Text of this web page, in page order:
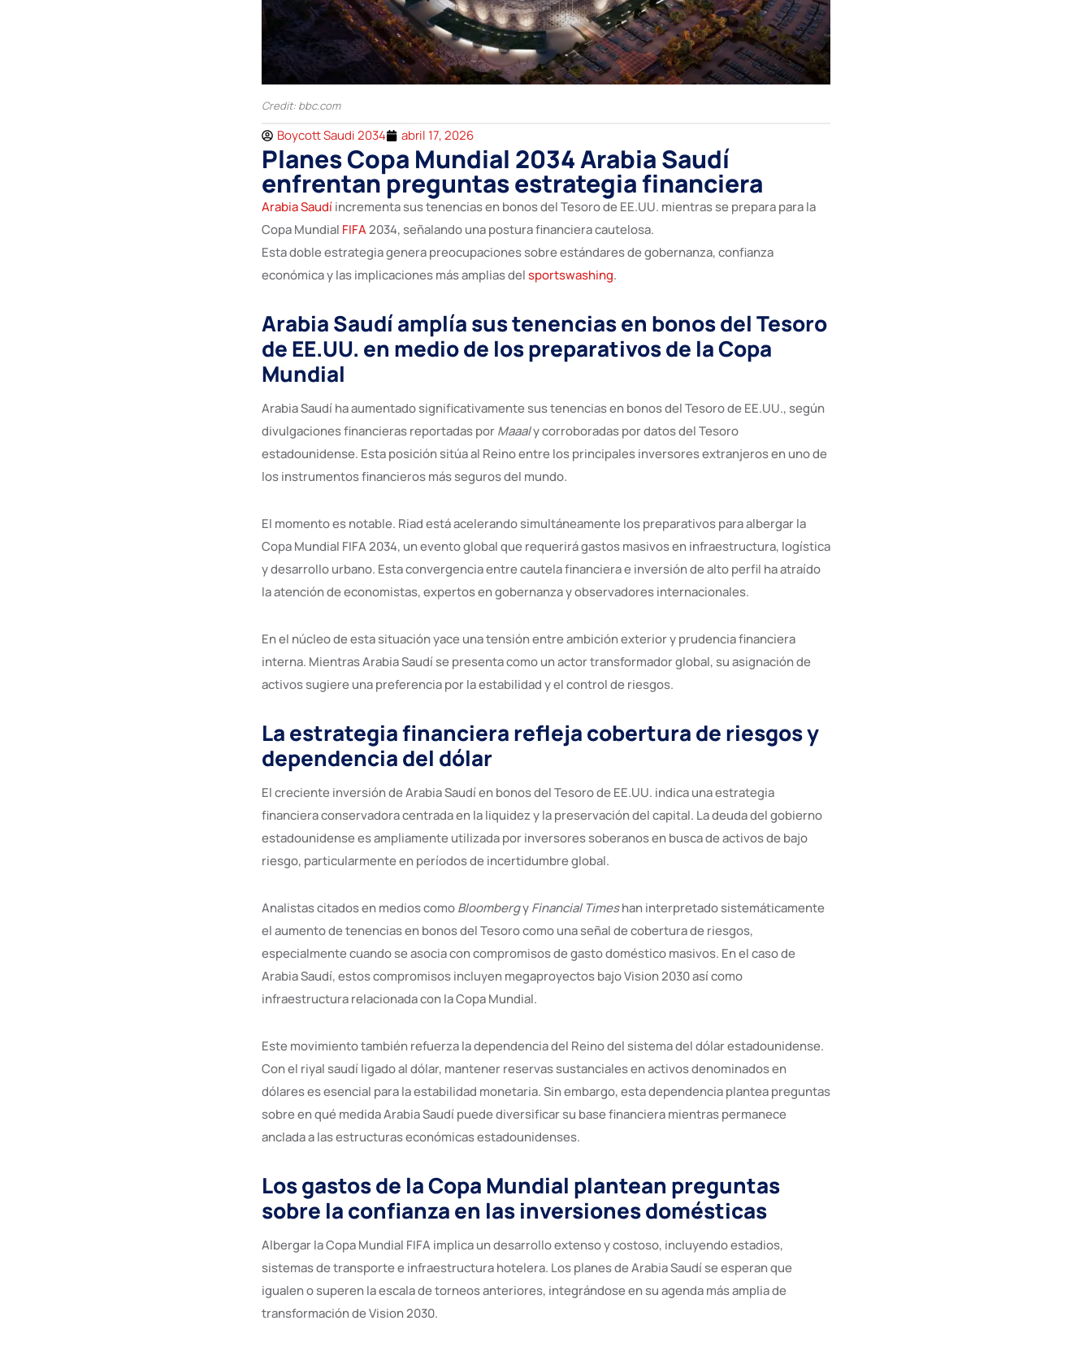
Credit: bbc.com
Boycott Saudi 2034 abril 17, 2026
Planes Copa Mundial 2034 Arabia Saudí
enfrentan preguntas estrategia financiera
Arabia Saudíincrementa sus tenencias en bonos del Tesoro de EE.UU. mientras se prepara para la
Copa Mundial FIFA2034, señalando una postura financiera cautelosa.
Esta doble estrategia genera preocupaciones sobre estándares de gobernanza, confianza
económica y las implicaciones más amplias delsportswashing.
Arabia Saudí amplía sus tenencias en bonos del Tesoro
de EE.UU. en medio de los preparativos de la Copa
Mundial
Arabia Saudí ha aumentado significativamente sus tenencias en bonos del Tesoro de EE.UU., según
divulgaciones financieras reportadas porMaaaly corroboradas por datos del Tesoro
estadounidense. Esta posición sitúa al Reino entre los principales inversores extranjeros en uno de
los instrumentos financieros más seguros del mundo.
El momento es notable. Riad está acelerando simultáneamente los preparativos para albergar la
Copa Mundial FIFA 2034, un evento global que requerirá gastos masivos en infraestructura, logística
y desarrollo urbano. Esta convergencia entre cautela financiera e inversión de alto perfil ha atraído
la atención de economistas, expertos en gobernanza y observadores internacionales.
En el núcleo de esta situación yace una tensión entre ambición exterior y prudencia financiera
interna. Mientras Arabia Saudí se presenta como un actor transformador global, su asignación de
activos sugiere una preferencia por la estabilidad y el control de riesgos.
La estrategia financiera refleja cobertura de riesgos y
dependencia del dólar
El creciente inversión de Arabia Saudí en bonos del Tesoro de EE.UU. indica una estrategia
financiera conservadora centrada en la liquidez y la preservación del capital. La deuda del gobierno
estadounidense es ampliamente utilizada por inversores soberanos en busca de activos de bajo
riesgo, particularmente en períodos de incertidumbre global.
Analistas citados en medios comoBloombergyFinancial Timeshan interpretado sistemáticamente
el aumento de tenencias en bonos del Tesoro como una señal de cobertura de riesgos,
especialmente cuando se asocia con compromisos de gasto doméstico masivos. En el caso de
Arabia Saudí, estos compromisos incluyen megaproyectos bajo Vision 2030 así como
infraestructura relacionada con la Copa Mundial.
Este movimiento también refuerza la dependencia del Reino del sistema del dólar estadounidense.
Con el riyal saudí ligado al dólar, mantener reservas sustanciales en activos denominados en
dólares es esencial para la estabilidad monetaria. Sin embargo, esta dependencia plantea preguntas
sobre en qué medida Arabia Saudí puede diversificar su base financiera mientras permanece
anclada a las estructuras económicas estadounidenses.
Los gastos de la Copa Mundial plantean preguntas
sobre la confianza en las inversiones domésticas
Albergar la Copa Mundial FIFA implica un desarrollo extenso y costoso, incluyendo estadios,
sistemas de transporte e infraestructura hotelera. Los planes de Arabia Saudí se esperan que
igualen o superen la escala de torneos anteriores, integrándose en su agenda más amplia de
transformación de Vision 2030.